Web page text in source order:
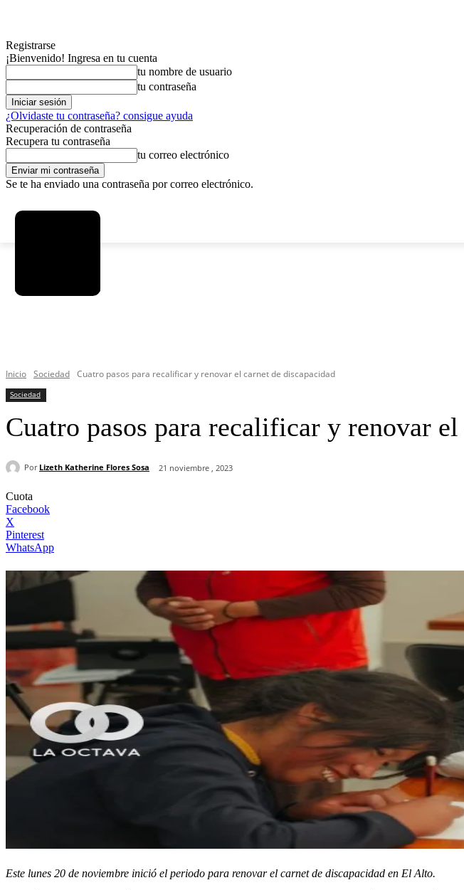
Registrarse
¡Bienvenido! Ingresa en tu cuenta
tu nombre de usuario
tu contraseña
¿Olvidaste tu contraseña? consigue ayuda
Recuperación de contraseña
Recupera tu contraseña
tu correo electrónico
Se te ha enviado una contraseña por correo electrónico.
Inicio Sociedad Cuatro pasos para recalificar y renovar el carnet de discapacidad
Sociedad
Cuatro pasos para recalificar y renovar
Por Lizeth Katherine Flores Sosa 21 noviembre , 2023
Cuota
Facebook
X
Pinterest
WhatsApp
Este lunes 20 de noviembre inició el periodo para renovar el carnet de discapacidad en El Alto.